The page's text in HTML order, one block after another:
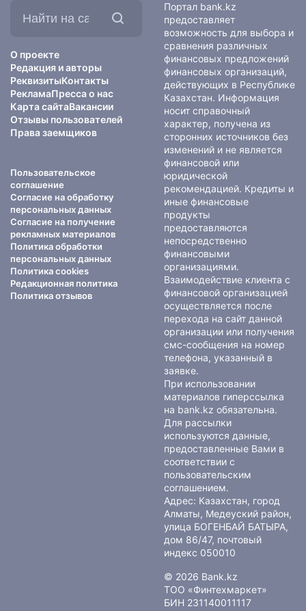
О проекте
Редакция и авторы
РеквизитыКонтакты
РекламаПресса о нас
Карта сайтаВакансии
Отзывы пользователей
Права заемщиков
Пользовательское
соглашение
Согласие на обработку
персональных данных
Согласие на получение
рекламных материалов
Политика обработки
персональных данных
Политика cookies
Редакционная политика
Политика отзывов
Портал bank.kz
предоставляет
возможность для выбора и
сравнения различных
финансовых предложений
финансовых организаций,
действующих в Республике
Казахстан. Информация
носит справочный
характер, получена из
сторонних источников без
изменений и не является
финансовой или
юридической
рекомендацией. Кредиты и
иные финансовые
продукты
предоставляются
непосредственно
финансовыми
организациями.
Взаимодействие клиента с
финансовой организацией
осуществляется после
перехода на сайт данной
организации или получения
смс-сообщения на номер
телефона, указанный в
заявке.
При использовании
материалов гиперссылка
на bank.kz обязательна.
Для рассылки
используются данные,
предоставленные Вами в
соответствии с
пользовательским
соглашением.
Адрес: Казахстан, город
Алматы, Медеуский район,
улица БОГЕНБАЙ БАТЫРА,
дом 86/47, почтовый
индекс 050010
© 2026 Bank.kz
ТОО «Финтехмаркет»
БИН 231140011117